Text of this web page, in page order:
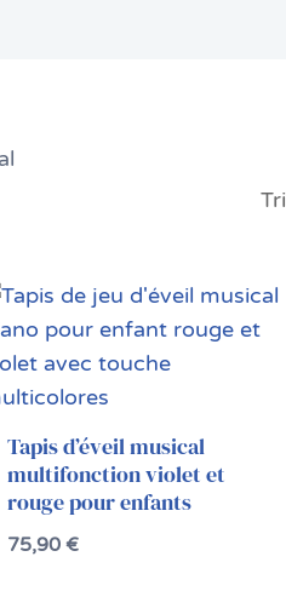
Tapis d’éveil musical
multifonction violet et
rouge pour enfants
75,90€